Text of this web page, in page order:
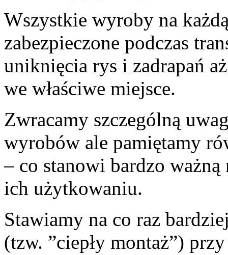
Wszystkie wyroby na
zabezpieczone podczas
uniknięcia rys i zadrapań
we właściwe miejsce.
Zwracamy szczególną
wyrobów ale pamiętamy
– co stanowi bardzo
ich użytkowaniu.
Stawiamy na co raz
(tzw. ”ciepły montaż”)